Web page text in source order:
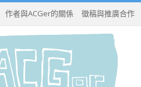
作者與ACGer的關係 徵稿與推廣合作